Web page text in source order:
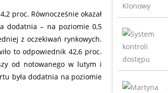
proc. Równocześnie okazał
dodatnia – na poziomie 0,5
z oczekiwań rynkowych.
to odpowiednik 42,6 proc.
od notowanego w lutym i
była dodatnia na poziomie